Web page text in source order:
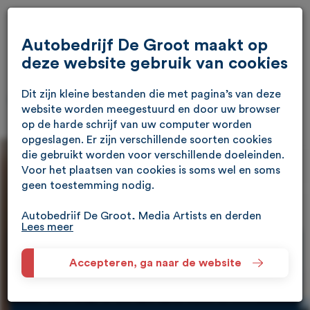
Helaas...
Autobedrijf De Groot maakt op
deze website gebruik van cookies
Dit zijn kleine bestanden die met pagina’s van deze
website worden meegestuurd en door uw browser
op de harde schrijf van uw computer worden
opgeslagen. Er zijn verschillende soorten cookies
die gebruikt worden voor verschillende doeleinden.
Voor het plaatsen van cookies is soms wel en soms
geen toestemming nodig.
Autobedrijf De Groot, Media Artists en derden
(waaronder Google) verzamelen met technieken
waaronder cookies meer informatie over je
apparaat, locatie, browser en surfgedrag. Lees het
Google Privacybeleid en hun Servicevoorwaarden
Lees meer
Accepteren, ga naar de website